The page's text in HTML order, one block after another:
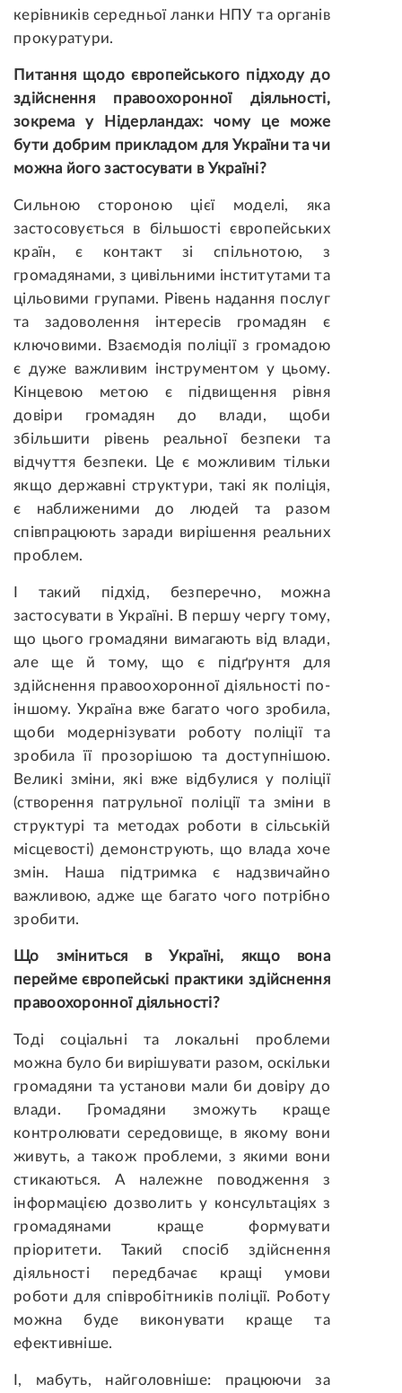
керівників середньої ланки НПУ та органів
прокуратури.
Питання щодо європейського підходу до
здійснення правоохоронної діяльності,
зокрема у Нідерландах: чому це може
бути добрим прикладом для України та чи
можна його застосувати в Україні?
Сильною стороною цієї моделі, яка
застосовується в більшості європейських
країн, є контакт зі спільнотою, з
громадянами, з цивільними інститутами та
цільовими групами. Рівень надання послуг
та задоволення інтересів громадян є
ключовими. Взаємодія поліції з громадою
є дуже важливим інструментом у цьому.
Кінцевою метою є підвищення рівня
довіри громадян до влади, щоби
збільшити рівень реальної безпеки та
відчуття безпеки. Це є можливим тільки
якщо державні структури, такі як поліція,
є наближеними до людей та разом
співпрацюють заради вирішення реальних
проблем.
І такий підхід, безперечно, можна
застосувати в Україні. В першу чергу тому,
що цього громадяни вимагають від влади,
але ще й тому, що є підґрунтя для
здійснення правоохоронної діяльності по-
іншому. Україна вже багато чого зробила,
щоби модернізувати роботу поліції та
зробила її прозорішою та доступнішою.
Великі зміни, які вже відбулися у поліції
(створення патрульної поліції та зміни в
структурі та методах роботи в сільській
місцевості) демонструють, що влада хоче
змін. Наша підтримка є надзвичайно
важливою, адже ще багато чого потрібно
зробити.
Що зміниться в Україні, якщо вона
перейме європейські практики здійснення
правоохоронної діяльності?
Тоді соціальні та локальні проблеми
можна було би вирішувати разом, оскільки
громадяни та установи мали би довіру до
влади. Громадяни зможуть краще
контролювати середовище, в якому вони
живуть, а також проблеми, з якими вони
стикаються. А належне поводження з
інформацією дозволить у консультаціях з
громадянами краще формувати
пріоритети. Такий спосіб здійснення
діяльності передбачає кращі умови
роботи для співробітників поліції. Роботу
можна буде виконувати краще та
ефективніше.
І, мабуть, найголовніше: працюючи за